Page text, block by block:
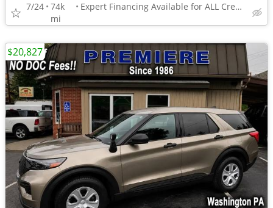
7/24 74k
mi
Expert Financing Available for ALL Credit Types
$20,827